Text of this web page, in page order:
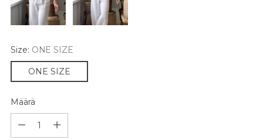
Size: ONE SIZE
ONE SIZE
Määrä